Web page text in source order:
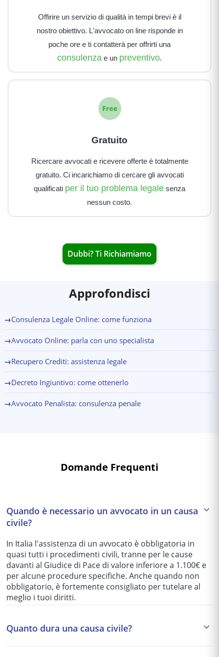
Offirire un servizio di qualità in tempi brevi è il
nostro obiettivo. L'avvocato on line risponde in
poche ore e ti contatterà per offrirti una
consulenza e un preventivo.
Gratuito
Ricercare avvocati e ricevere offerte è totalmente
gratuito. Ci incarichiamo di cercare gli avvocati
qualificati per il tuo problema legale senza
nessun costo.
Dubbi? Ti Richiamiamo
Approfondisci
→Consulenza Legale Online: come funziona
→Avvocato Online: parla con uno specialista
→Recupero Crediti: assistenza legale
→Decreto Ingiuntivo: come ottenerlo
→Avvocato Penalista: consulenza penale
Domande Frequenti
Quando è necessario un avvocato in un causa
civile?
In Italia l'assistenza di un avvocato è obbligatoria in
quasi tutti i procedimenti civili, tranne per le cause
davanti al Giudice di Pace di valore inferiore a 1.100€ e
per alcune procedure specifiche. Anche quando non
obbligatorio, è fortemente consigliato per tutelare al
meglio i tuoi diritti.
Quanto dura una causa civile?